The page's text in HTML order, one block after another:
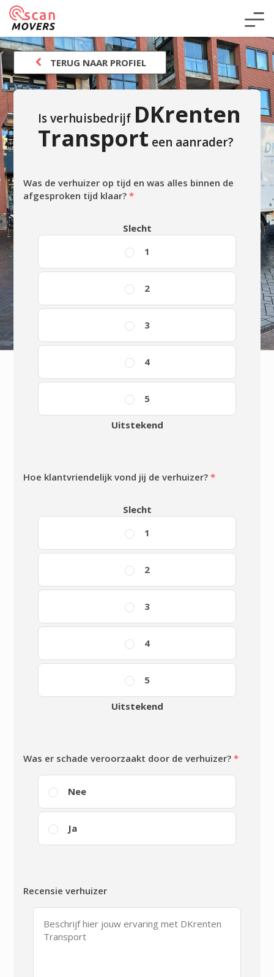
TERUG NAAR PROFIEL
Is verhuisbedrijf DKrenten
Transport een aanrader?
Was de verhuizer op tijd en was alles binnen de
afgesproken tijd klaar?*
Slecht
1
2
3
4
5
Uitstekend
Hoe klantvriendelijk vond jij de verhuizer?*
Slecht
1
2
3
4
5
Uitstekend
Was er schade veroorzaakt door de verhuizer?*
Nee
Ja
Recensie verhuizer